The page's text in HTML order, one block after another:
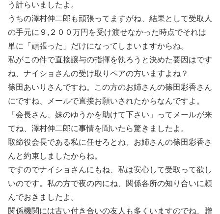
う計らいましたよ。
うちの澤村伸二郎も頑張ってますがね、結果として受取人
の手元に９,２００万円を受け渡せなかった時点でそれは
単に「頑張った」だけになってしまいますからね。
私がこの件で直接譲与の指揮を執ろうと決めた要因はです
ね、ナイショさんの受け取りペアの方いますよね？
篠田あいりさんですね。この方のお姉さんの篠田彩香さん
にですね、メールで直接お願いされたからなんですよ。
「会長さん、妹のゆうかを助けて下さい」ってメールが来
てね、澤村伸二郎に事情を聞いたら驚きましたよ。
取締役会長である私に任せろとね、お姉さんの篠田彩香さ
んと約束しましたからね。
ですのでナイショさんにもね、私は安心して受取って欲し
いのです。私の方で夜の内にね、関係各所の知り合いに頼
んでおきましたよ。
関係機関には古い付き合いの友人も多くいますのでね、贈